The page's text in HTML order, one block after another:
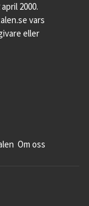
2000.
vars
eller
Om oss